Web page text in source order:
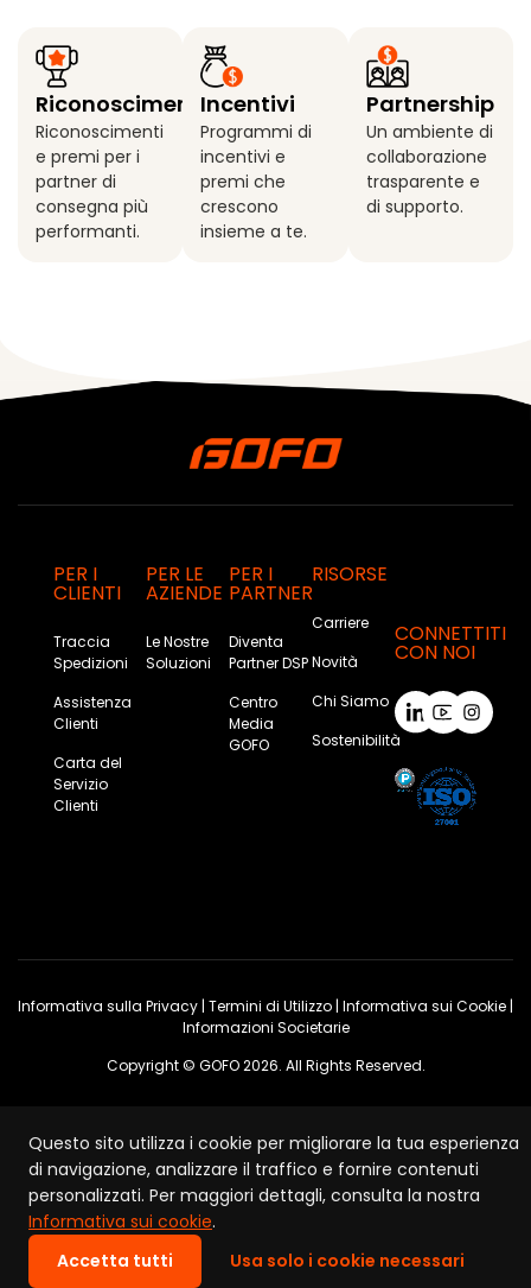
Riconoscimenti
Riconoscimenti
e premi per i
partner di
consegna più
performanti.
Incentivi
Programmi di
incentivi e
premi che
crescono
insieme a te.
Partnership
Un ambiente di
collaborazione
trasparente e
di supporto.
CONNETTITI
CON NOI
PER I
CLIENTI
Traccia
Spedizioni
Assistenza
Clienti
Carta del
Servizio
Clienti
PER LE
AZIENDE
Le Nostre
Soluzioni
PER I
PARTNER
Diventa
Partner DSP
Centro
Media
GOFO
RISORSE
Carriere
Novità
Chi Siamo
Sostenibilità
Informativa sulla Privacy | Termini di Utilizzo | Informativa sui Cookie |
Informazioni Societarie
Copyright © GOFO 2026. All Rights Reserved.
Questo sito utilizza i cookie per migliorare la tua esperienza
di navigazione, analizzare il traffico e fornire contenuti
personalizzati. Per maggiori dettagli, consulta la nostra
Informativa sui cookie.
Accetta tutti
Usa solo i cookie necessari